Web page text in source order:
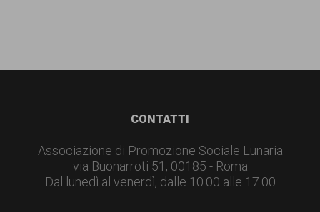
CONTATTI
Associazione di Promozione Sociale Lunaria
via Buonarroti 51, 00185 - Roma
Dal lunedì al venerdì, dalle 10.00 alle 17.00